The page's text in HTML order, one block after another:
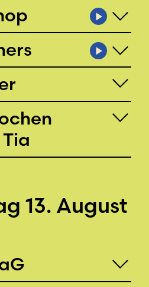
13. August